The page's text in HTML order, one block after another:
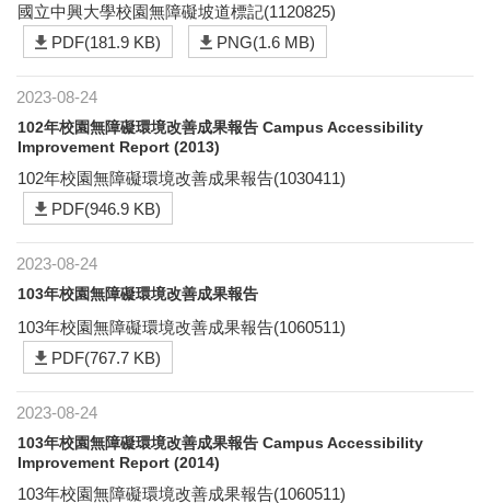
國立中興大學校園無障礙坡道標記(1120825)
PDF(181.9 KB)
PNG(1.6 MB)
2023-08-24
102年校園無障礙環境改善成果報告 Campus Accessibility
Improvement Report (2013)
102年校園無障礙環境改善成果報告(1030411)
PDF(946.9 KB)
2023-08-24
103年校園無障礙環境改善成果報告
103年校園無障礙環境改善成果報告(1060511)
PDF(767.7 KB)
2023-08-24
103年校園無障礙環境改善成果報告 Campus Accessibility
Improvement Report (2014)
103年校園無障礙環境改善成果報告(1060511)